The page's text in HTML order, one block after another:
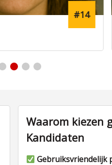
#14
Waarom kiezen
Kandidaten
Gebruiksvriendelijk